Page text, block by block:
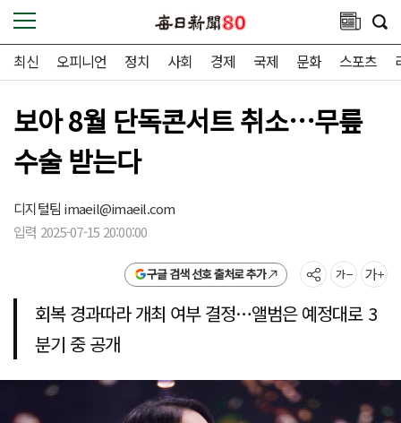
최신 오피니언 정치 사회 경제 국제 문화 스포츠
보아 8월 단독콘서트 취소…무릎
수술 받는다
디지털팀 imaeil@imaeil.com
입력 2025-07-15 20:00:00
구글 검색 선호 출처로 추가
회복 경과따라 개최 여부 결정…앨범은 예정대로 3
분기 중 공개